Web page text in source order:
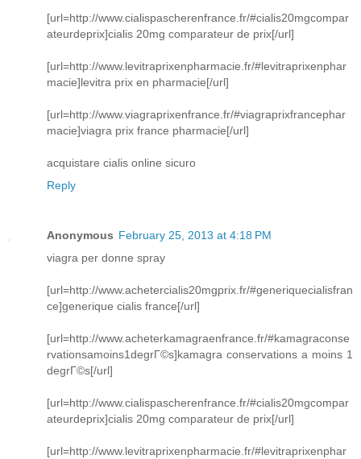
[url=http://www.cialispascherenfrance.fr/#cialis20mgcompar
ateurdeprix]cialis 20mg comparateur de prix[/url]
[url=http://www.levitraprixenpharmacie.fr/#levitraprixenphar
macie]levitra prix en pharmacie[/url]
[url=http://www.viagraprixenfrance.fr/#viagraprixfrancephar
macie]viagra prix france pharmacie[/url]
acquistare cialis online sicuro
Reply
Anonymous February 25, 2013 at 4:18 PM
viagra per donne spray
[url=http://www.achetercialis20mgprix.fr/#generiquecialisfran
ce]generique cialis france[/url]
[url=http://www.acheterkamagraenfrance.fr/#kamagraconse
rvationsamoins1degrГ©s]kamagra conservations a moins 1
degrГ©s[/url]
[url=http://www.cialispascherenfrance.fr/#cialis20mgcompar
ateurdeprix]cialis 20mg comparateur de prix[/url]
[url=http://www.levitraprixenpharmacie.fr/#levitraprixenphar